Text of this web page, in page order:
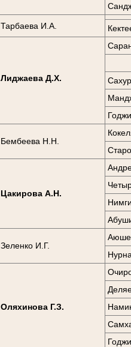
Тарбаева И.А.
Лиджаева Д.Х.
Бембеева Н.Н.
Цакирова А.Н.
Зеленко И.Г.
Оляхинова Г.З.